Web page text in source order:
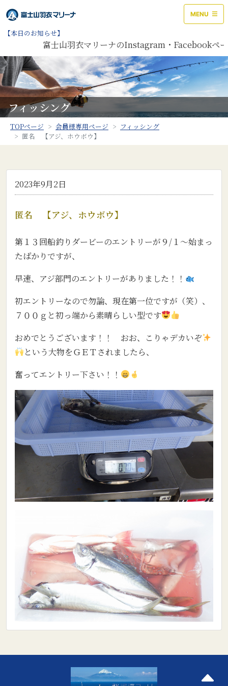
MENU
【本日のお知らせ】
富士山羽衣マリーナのInstagram・Facebookペー
フィッシング
TOPページ 会員様専用ページ
フィッシング
匿名 【アジ、ホウボウ】
2023年9月2日
匿名 【アジ、ホウボウ】
第１３回船釣りダービーのエントリーが９/１～始まっ
たばかりですが、
早速、アジ部門のエントリーがありました！！
初エントリーなので勿論、現在第一位ですが（笑）、
７００ｇと初っ端から素晴らしい型です
おめでとうございます！！ おお、こりゃデカいぞ
という大物をＧＥＴされましたら、
奮ってエントリー下さい！！